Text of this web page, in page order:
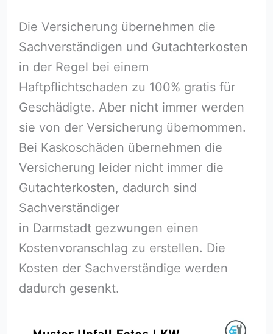
Die Versicherung übernehmen die
Sachverständigen und Gutachterkosten
in der Regel bei einem
Haftpflichtschaden zu 100% gratis für
Geschädigte. Aber nicht immer werden
sie von der Versicherung übernommen.
Bei Kaskoschäden übernehmen die
Versicherung leider nicht immer die
Gutachterkosten, dadurch sind
Sachverständiger
in Darmstadt gezwungen einen
Kostenvoranschlag zu erstellen. Die
Kosten der Sachverständige werden
dadurch gesenkt.